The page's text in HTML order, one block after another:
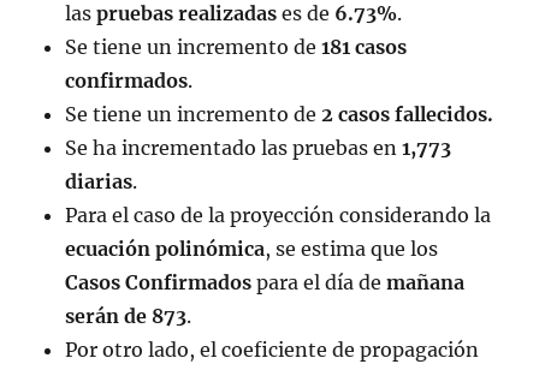
laspruebas realizadas es de 6.73%.
Se tiene un incremento de181 casos
confirmados.
Se tiene un incremento de2 casos fallecidos.
Se ha incrementado las pruebas en1,773
diarias.
Para el caso de la proyección considerando la
ecuación polinómica, se estima que los
Casos Confirmados para el día demañana
serán de 873.
Por otro lado, el coeficiente de propagación